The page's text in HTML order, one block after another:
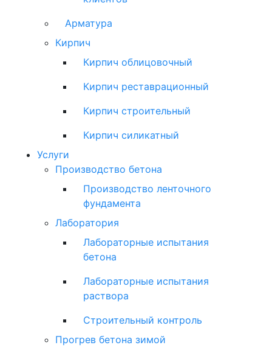
Арматура
Кирпич
Кирпич облицовочный
Кирпич реставрационный
Кирпич строительный
Кирпич силикатный
Услуги
Производство бетона
Производство ленточного
фундамента
Лаборатория
Лабораторные испытания
бетона
Лабораторные испытания
раствора
Строительный контроль
Прогрев бетона зимой